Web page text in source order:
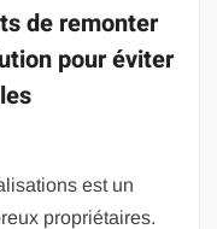
de remonter
pour éviter
est un
propriétaires.